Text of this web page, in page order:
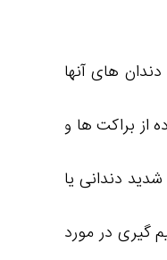
های آنها
از براکت ها و
دندانی یا
گیری در مورد